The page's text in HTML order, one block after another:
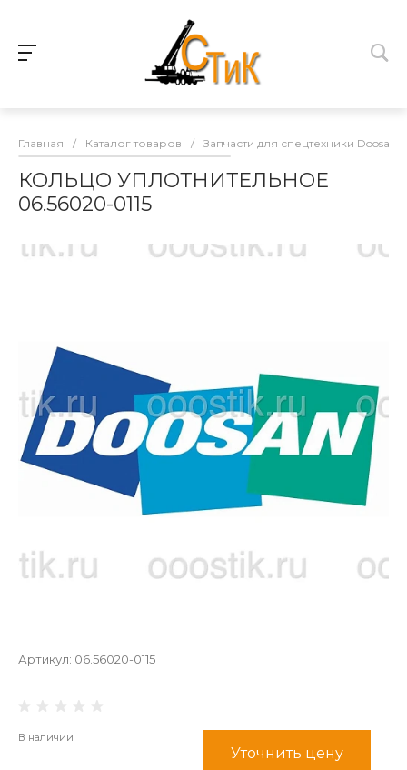
Главная / Каталог товаров / Запчасти для спецтехники Doosan
КОЛЬЦО УПЛОТНИТЕЛЬНОЕ
06.56020-0115
Артикул: 06.56020-0115
В наличии
Уточнить цену